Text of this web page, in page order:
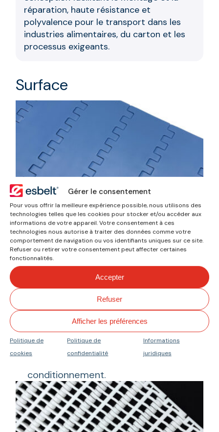
Gérer le consentement
Pour vous offrir la meilleure expérience possible, nous utilisons des
technologies telles que les cookies pour stocker et/ou accéder aux
informations de votre appareil. Votre consentement à ces
technologies nous autorise à traiter des données comme votre
comportement de navigation ou vos identifiants uniques sur ce site.
Refuser ou retirer votre consentement peut affecter certaines
fonctionnalités.
Accepter
Refuser
Afficher les préférences
Politique de
cookies
Politique de
confidentialité
Informations
juridiques
réparation, haute résistance et
polyvalence pour le transport dans les
industries alimentaires, du carton et les
processus exigeants.
Surface
Flat Top
La surfaceFlat Topa une
conception complètement plate et
solide, idéale pour transporter des
produits délicats ou de forme
irrégulière. Elle facilite le mouvement
des petits articles et assure la
stabilité des produits lourds, et est
courante dans la transformation des
viandes, volailles, poissons, ainsi que
conditionnement.